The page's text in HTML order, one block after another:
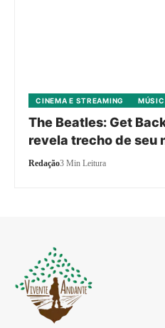
CINEMA E STREAMING
The Beatles: Get
revela trecho de seu
Redação3 Min Leitura